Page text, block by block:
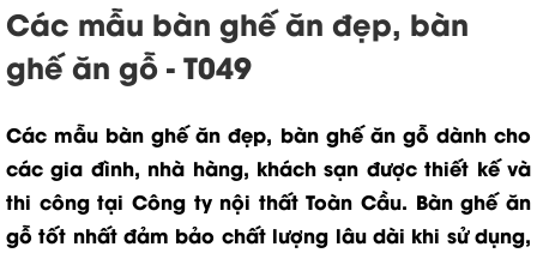
Các mẫu bàn ghế ăn đẹp, bàn
ghế ăn gỗ - T049
Các mẫu bàn ghế ăn đẹp, bàn ghế ăn gỗ dành cho
các gia đình, nhà hàng, khách sạn được thiết kế và
thi công tại Công ty nội thất Toàn Cầu. Bàn ghế ăn
gỗ tốt nhất đảm bảo chất lượng lâu dài khi sử dụng,